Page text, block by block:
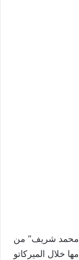
محمد شريف” من
خلال الميركاتو